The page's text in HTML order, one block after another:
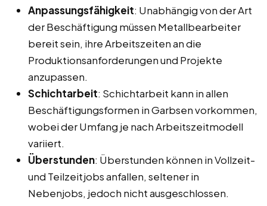
Anpassungsfähigkeit: Unabhängig von der Art
der Beschäftigung müssen Metallbearbeiter
bereit sein, ihre Arbeitszeiten an die
Produktionsanforderungen und Projekte
anzupassen.
Schichtarbeit: Schichtarbeit kann in allen
Beschäftigungsformen in Garbsen vorkommen,
wobei der Umfang je nach Arbeitszeitmodell
variiert.
Überstunden: Überstunden können in Vollzeit-
und Teilzeitjobs anfallen, seltener in
Nebenjobs, jedoch nicht ausgeschlossen.